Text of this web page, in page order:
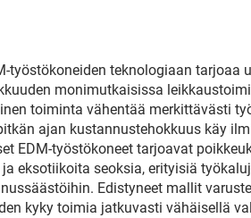
työstökoneiden teknologiaan
monimutkaisissa
toiminta vähentää merkittävästi
ajan kustannustehokkuus käy
EDM-työstökoneet tarjoavat
eksotiikoita seoksia, erityisiä
Edistyneet mallit
kyky toimia jatkuvasti vähäisellä